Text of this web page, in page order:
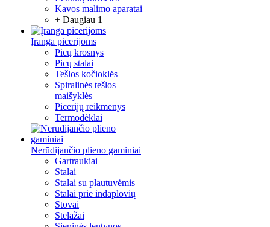
Kavos malimo aparatai
+ Daugiau 1
Įranga picerijoms
Picų krosnys
Picų stalai
Tešlos kočioklės
Spiralinės tešlos
maišyklės
Picerijų reikmenys
Termodėklai
Nerūdijančio plieno gaminiai
Gartraukiai
Stalai
Stalai su plautuvėmis
Stalai prie indaplovių
Stovai
Stelažai